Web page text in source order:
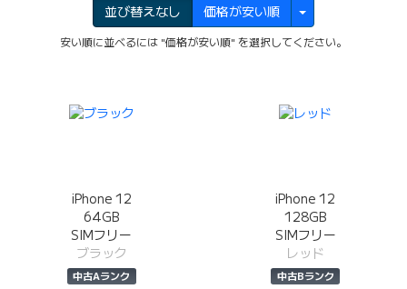
並び替えなし 価格が安い順
安い順に並べるには "価格が安い順" を選択してください。
iPhone 12
64GB
SIMフリー
ブラック
中古Aランク
iPhone 12
128GB
SIMフリー
レッド
中古Bランク